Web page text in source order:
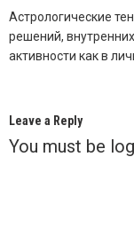
Астрологические
решений,
активности как в
Leave a Reply
You must be